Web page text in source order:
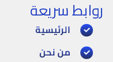
روابط سريعة
الرئيسية
من نحن